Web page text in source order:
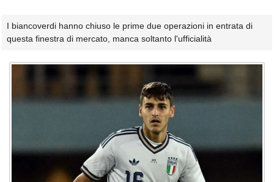
I biancoverdi hanno chiuso le prime due operazioni in entrata di
questa finestra di mercato, manca soltanto l'ufficialità